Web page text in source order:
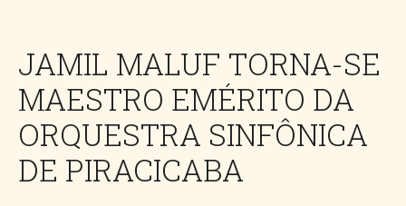
JAMIL MALUF TORNA-SE
MAESTRO EMÉRITO DA
ORQUESTRA SINFÔNICA
DE PIRACICABA